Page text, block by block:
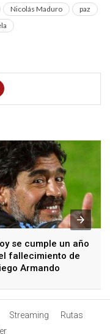
Nicolás Maduro
paz
se cumple un año
fallecimiento de
Armando
Streaming
Rutas